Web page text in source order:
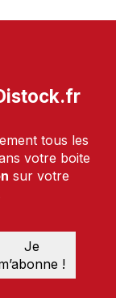
tous les
votre boite
sur votre